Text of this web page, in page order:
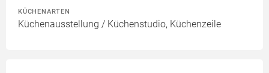
KÜCHENARTEN
Küchenausstellung / Küchenstudio, Küchenzeile